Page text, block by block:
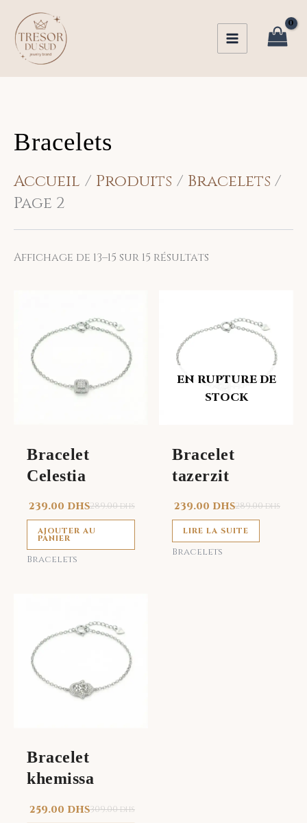
contenu
Bracelets
Accueil Produits
Bracelets
Page 2
Affichage de 13–15 sur 15 résultats
plus
récent
Bracelet
Celestia
289.00DHS
239.00 DHS
AJOUTER AU
PANIER
Bracelets
EN RUPTURE DE
STOCK
Bracelet
tazerzit
289.00DHS
239.00 DHS
LIRE LA SUITE
Bracelets
Bracelet
khemissa
309.00DHS
259.00 DHS